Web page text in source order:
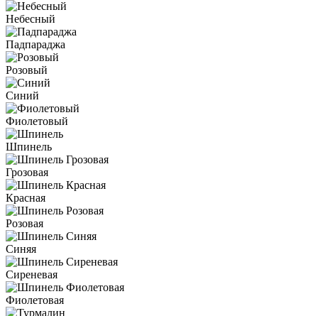
Небесный
Падпараджа
Розовый
Синий
Фиолетовый
Шпинель
Грозовая
Красная
Розовая
Синяя
Сиреневая
Фиолетовая